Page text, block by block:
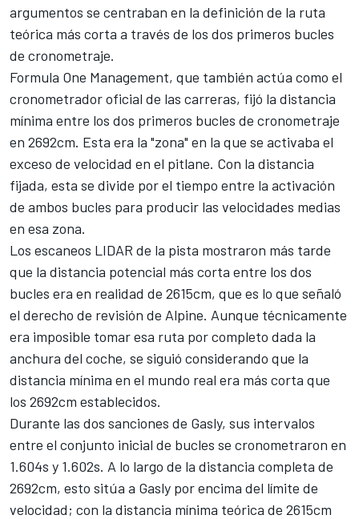
argumentos se centraban en la definición de la ruta
teórica más corta a través de los dos primeros bucles
de cronometraje.
Formula One Management, que también actúa como el
cronometrador oficial de las carreras, fijó la distancia
mínima entre los dos primeros bucles de cronometraje
en 2692cm. Esta era la "zona" en la que se activaba el
exceso de velocidad en el pitlane. Con la distancia
fijada, esta se divide por el tiempo entre la activación
de ambos bucles para producir las velocidades medias
en esa zona.
Los escaneos LIDAR de la pista mostraron más tarde
que la distancia potencial más corta entre los dos
bucles era en realidad de 2615cm, que es lo que señaló
el derecho de revisión de Alpine. Aunque técnicamente
era imposible tomar esa ruta por completo dada la
anchura del coche, se siguió considerando que la
distancia mínima en el mundo real era más corta que
los 2692cm establecidos.
Durante las dos sanciones de Gasly, sus intervalos
entre el conjunto inicial de bucles se cronometraron en
1.604s y 1.602s. A lo largo de la distancia completa de
2692cm, esto sitúa a Gasly por encima del límite de
velocidad; con la distancia mínima teórica de 2615cm